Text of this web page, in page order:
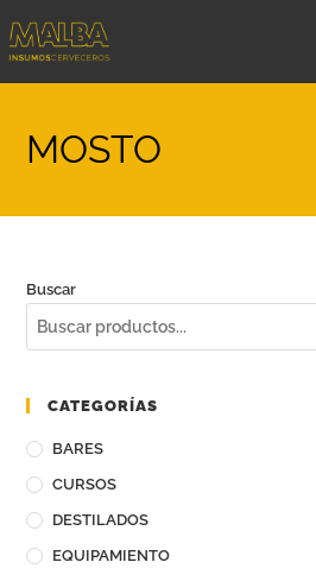
MOSTO
Buscar
CATEGORÍAS
BARES
CURSOS
DESTILADOS
EQUIPAMIENTO